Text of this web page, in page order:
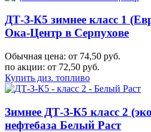
ДТ-З-К5 зимнее класс 1
Ока-Центр в Серпухове
Обычная цена: от 74,50 руб.
по акции: от 72,50 руб.
Купить диз. топливо
Зимнее ДТ-З-К5 класс 2
нефтебаза Белый Раст